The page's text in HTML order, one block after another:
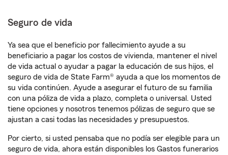
Seguro de vida
Ya sea que el beneficio por fallecimiento ayude a su
beneficiario a pagar los costos de vivienda, mantener el nivel
de vida actual o ayudar a pagar la educación de sus hijos, el
seguro de vida de State Farm® ayuda a que los momentos de
su vida continúen. Ayude a asegurar el futuro de su familia
con una póliza de vida a plazo, completa o universal. Usted
tiene opciones y nosotros tenemos pólizas de seguro que se
ajustan a casi todas las necesidades y presupuestos.
Por cierto, si usted pensaba que no podía ser elegible para un
seguro de vida, ahora están disponibles los Gastos funerarios